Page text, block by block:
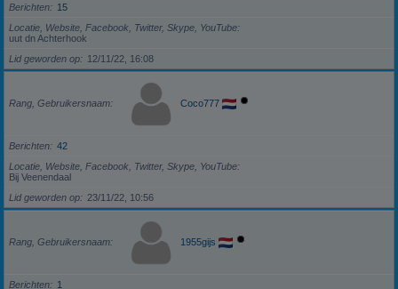
Berichten
15
Locatie, Website, Facebook, Twitter, Skype, YouTube
uut dn Achterhook
Lid geworden op
12/11/22, 16:08
Rang, Gebruikersnaam Coco777
Berichten
42
Locatie, Website, Facebook, Twitter, Skype, YouTube
Bij Veenendaal
Lid geworden op
23/11/22, 10:56
Rang, Gebruikersnaam 1955gijs
Berichten 1